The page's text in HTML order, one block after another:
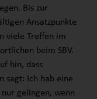
Bis zur
Ansatzpunkte
viele Treffen im
beim SBV.
hin, dass
sagt: Ich hab eine
gelingen, wenn